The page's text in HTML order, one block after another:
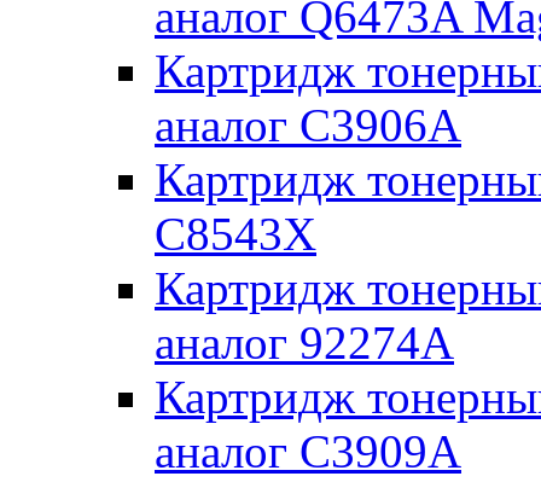
аналог Q6473A
Картридж
аналог C3906A
Картридж
C8543X
Картридж
аналог 92274A
Картридж
аналог C3909A